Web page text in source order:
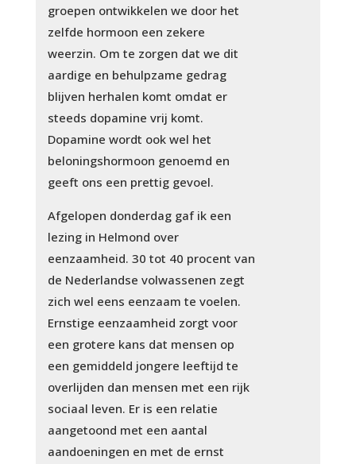
groepen ontwikkelen we door het
zelfde hormoon een zekere
weerzin. Om te zorgen dat we dit
aardige en behulpzame gedrag
blijven herhalen komt omdat er
steeds dopamine vrij komt.
Dopamine wordt ook wel het
beloningshormoon genoemd en
geeft ons een prettig gevoel.
Afgelopen donderdag gaf ik een
lezing in Helmond over
eenzaamheid. 30 tot 40 procent van
de Nederlandse volwassenen zegt
zich wel eens eenzaam te voelen.
Ernstige eenzaamheid zorgt voor
een grotere kans dat mensen op
een gemiddeld jongere leeftijd te
overlijden dan mensen met een rijk
sociaal leven. Er is een relatie
aangetoond met een aantal
aandoeningen en met de ernst